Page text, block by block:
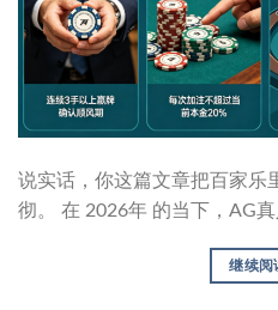
说实话，你这篇文章把百家乐
彻。 在 2026年 的当下，AG
继续